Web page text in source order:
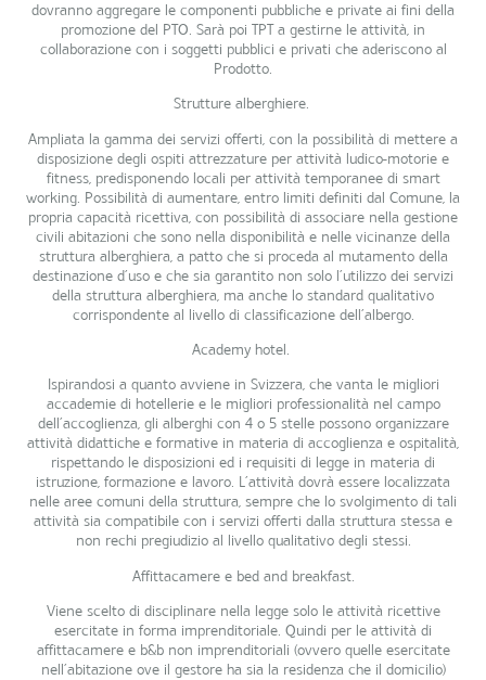
dovranno aggregare le componenti pubbliche e private ai fini della
promozione del PTO. Sarà poi TPT a gestirne le attività, in
collaborazione con i soggetti pubblici e privati che aderiscono al
Prodotto.
Strutture alberghiere.
Ampliata la gamma dei servizi offerti, con la possibilità di mettere a
disposizione degli ospiti attrezzature per attività ludico-motorie e
fitness, predisponendo locali per attività temporanee di smart
working. Possibilità di aumentare, entro limiti definiti dal Comune, la
propria capacità ricettiva, con possibilità di associare nella gestione
civili abitazioni che sono nella disponibilità e nelle vicinanze della
struttura alberghiera, a patto che si proceda al mutamento della
destinazione d’uso e che sia garantito non solo l’utilizzo dei servizi
della struttura alberghiera, ma anche lo standard qualitativo
corrispondente al livello di classificazione dell’albergo.
Academy hotel.
Ispirandosi a quanto avviene in Svizzera, che vanta le migliori
accademie di hotellerie e le migliori professionalità nel campo
dell’accoglienza, gli alberghi con 4 o 5 stelle possono organizzare
attività didattiche e formative in materia di accoglienza e ospitalità,
rispettando le disposizioni ed i requisiti di legge in materia di
istruzione, formazione e lavoro. L’attività dovrà essere localizzata
nelle aree comuni della struttura, sempre che lo svolgimento di tali
attività sia compatibile con i servizi offerti dalla struttura stessa e
non rechi pregiudizio al livello qualitativo degli stessi.
Affittacamere e bed and breakfast.
Viene scelto di disciplinare nella legge solo le attività ricettive
esercitate in forma imprenditoriale. Quindi per le attività di
affittacamere e b&b non imprenditoriali (ovvero quelle esercitate
nell’abitazione ove il gestore ha sia la residenza che il domicilio)